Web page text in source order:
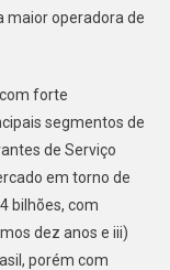
maior operadora de
forte
segmentos de
de Serviço
em torno de
bilhões, com
dez anos e iii)
porém com